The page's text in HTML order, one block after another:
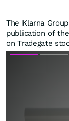
The Klarna
publication of
on Tradegate